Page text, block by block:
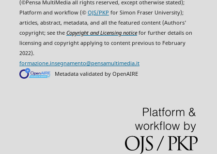
(©Pensa MultiMedia all rights reserved, except otherwise stated);
Platform and workflow (© OJS/PKP for Simon Fraser University);
articles, abstract, metadata, and all the featured content (Authors'
copyright; see the Copyright and Licensing noticefor further details on
licensing and copyright applying to content previous to February
2022).
formazione.insegnamento@pensamultimedia.it
Metadata validated by OpenAIRE